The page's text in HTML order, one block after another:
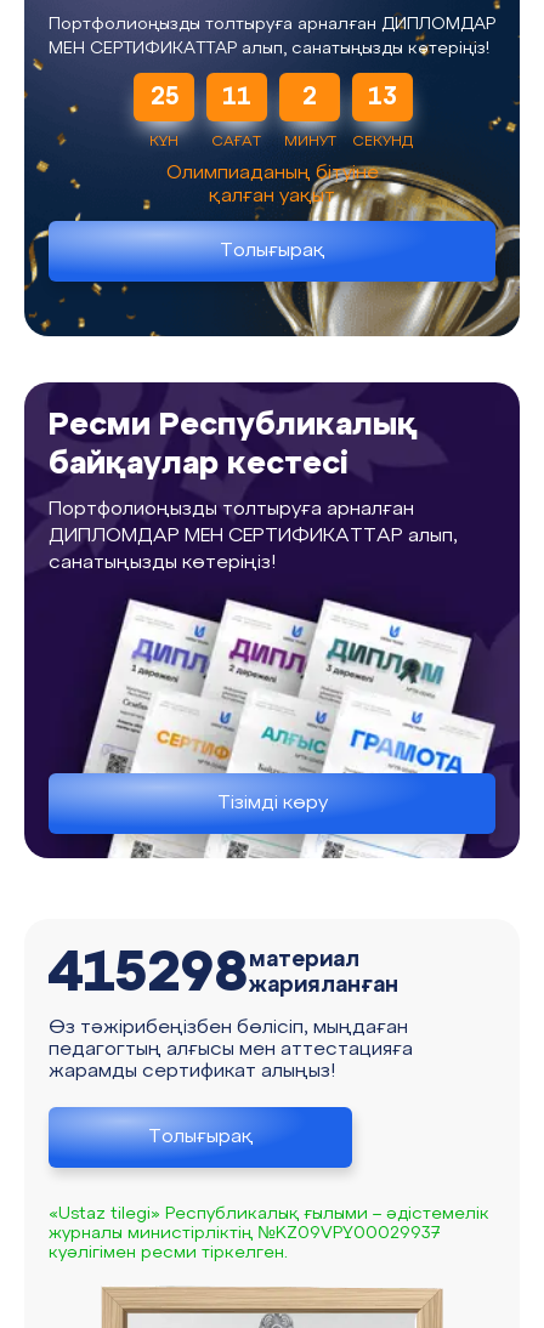
Портфолиоңызды толтыруға арналған ДИПЛОМДАР
МЕН СЕРТИФИКАТТАР алып, санатыңызды көтеріңіз!
25
КҮН
11
САҒАТ
2
МИНУТ
12
СЕКУНД
Олимпиаданың бітуіне
қалған уақыт
Толығырақ
Ресми Республикалық
байқаулар кестесі
Портфолиоңызды толтыруға арналған
ДИПЛОМДАР МЕН СЕРТИФИКАТТАР алып,
санатыңызды көтеріңіз!
Тізімді көру
415298материал
жарияланған
Өз тәжірибеңізбен бөлісіп, мыңдаған
педагогтың алғысы мен аттестацияға
жарамды сертификат алыңыз!
Толығырақ
«Ustaz tilegi» Республикалық ғылыми – әдістемелік
журналы министірліктің №KZ09VPY00029937
куәлігімен ресми тіркелген.